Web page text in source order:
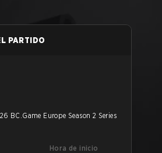
PARTIDO
BC.Game Europe Season 2 Series
Hora de inicio